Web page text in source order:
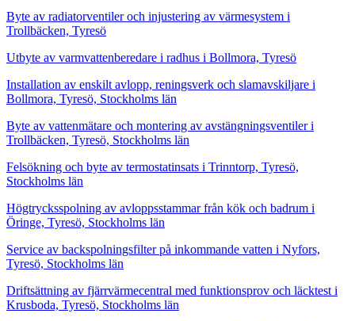
Byte av radiatorventiler och injustering av värmesystem i
Trollbäcken, Tyresö
Utbyte av varmvattenberedare i radhus i Bollmora, Tyresö
Installation av enskilt avlopp, reningsverk och slamavskiljare i
Bollmora, Tyresö, Stockholms län
Byte av vattenmätare och montering av avstängningsventiler i
Trollbäcken, Tyresö, Stockholms län
Felsökning och byte av termostatinsats i Trinntorp, Tyresö,
Stockholms län
Högtrycksspolning av avloppsstammar från kök och badrum i
Öringe, Tyresö, Stockholms län
Service av backspolningsfilter på inkommande vatten i Nyfors,
Tyresö, Stockholms län
Driftsättning av fjärrvärmecentral med funktionsprov och läcktest i
Krusboda, Tyresö, Stockholms län